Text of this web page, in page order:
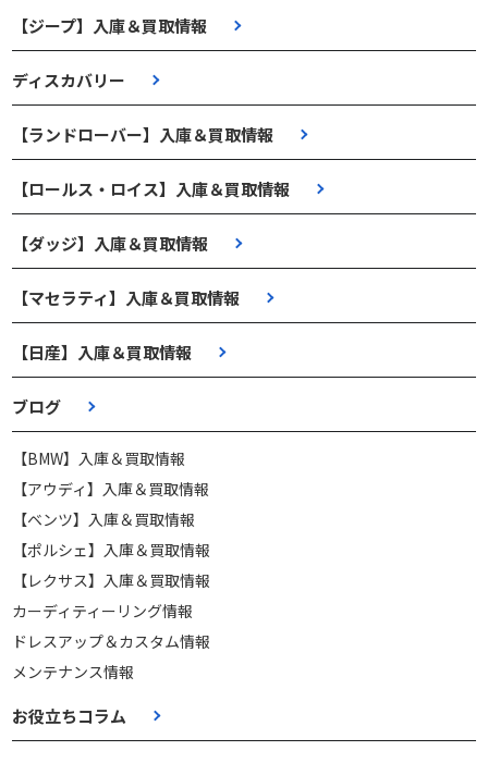
【ジープ】入庫＆買取情報
ディスカバリー
【ランドローバー】入庫＆買取情報
【ロールス・ロイス】入庫＆買取情報
【ダッジ】入庫＆買取情報
【マセラティ】入庫＆買取情報
【日産】入庫＆買取情報
ブログ
【BMW】入庫＆買取情報
【アウディ】入庫＆買取情報
【ベンツ】入庫＆買取情報
【ポルシェ】入庫＆買取情報
【レクサス】入庫＆買取情報
カーディティーリング情報
ドレスアップ＆カスタム情報
メンテナンス情報
お役立ちコラム